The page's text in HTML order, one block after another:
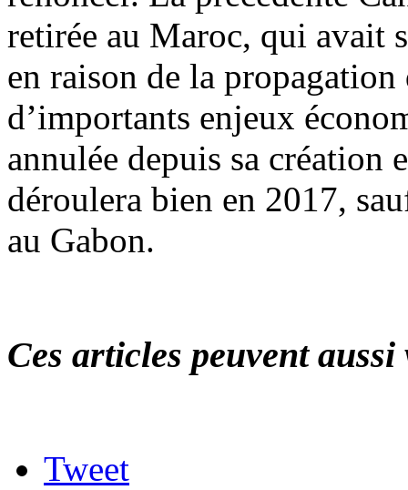
retirée au Maroc, qui avait
en raison de la
d’importants enjeux
annulée depuis sa création
déroulera bien en 2017,
au Gabon.
Ces articles peuvent
Tweet